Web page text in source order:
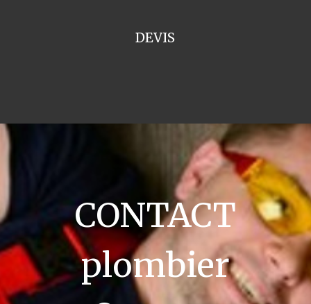
DEVIS
CONTACT
plombier